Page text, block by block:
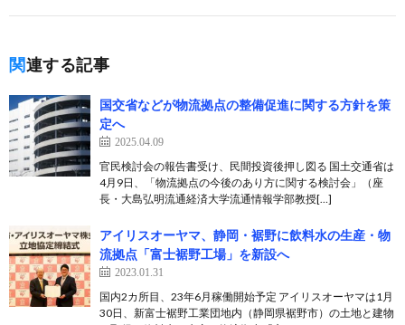
関連する記事
国交省などが物流拠点の整備促進に関する方針を策
定へ
2025.04.09
官民検討会の報告書受け、民間投資後押し図る 国土交通省は
4月9日、「物流拠点の今後のあり方に関する検討会」（座
長・大島弘明流通経済大学流通情報学部教授[…]
アイリスオーヤマ、静岡・裾野に飲料水の生産・物
流拠点「富士裾野工場」を新設へ
2023.01.31
国内2カ所目、23年6月稼働開始予定 アイリスオーヤマは1月
30日、新富士裾野工業団地内（静岡県裾野市）の土地と建物